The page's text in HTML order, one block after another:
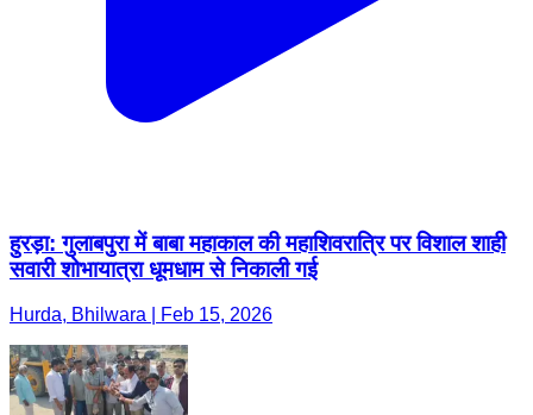
हुरड़ा: गुलाबपुरा में बाबा महाकाल की महाशिवरात्रि पर विशाल शाही
सवारी शोभायात्रा धूमधाम से निकाली गई
Hurda, Bhilwara | Feb 15, 2026